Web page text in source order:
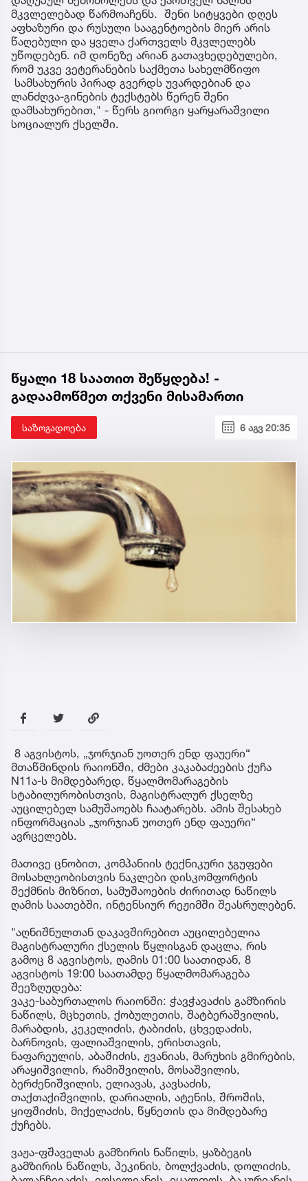
მკვლელებად წარმოაჩენს. შენი სიტყვები დღეს
აფხაზური და რუსული სააგენტოების მიერ არის
წაღებული და ყველა ქართველს მკვლელებს
უწოდებენ. იმ დონეზე არიან გათავხედებულები,
რომ უკვე ვეტერანების საქმეთა სახელმწიფო
სამსახურის პირად გვერდს უვარდებიან და
ლანძღვა-გინების ტექსტებს წერენ შენი
დამსახურებით," - წერს გიორგი ყარყარაშვილი
სოციალურ ქსელში.
წყალი 18 საათით შეწყდება! -
გადაამოწმეთ თქვენი მისამართი
საზოგადოება 6 აგვ 20:35
8 აგვისტოს, „ჯორჯიან უოთერ ენდ ფაუერი“
მთაწმინდის რაიონში, ძმები კაკაბაძეების ქუჩა
N11ა-ს მიმდებარედ, წყალმომარაგების
სტაბილურობისთვის, მაგისტრალურ ქსელზე
აუცილებელ სამუშაოებს ჩაატარებს. ამის შესახებ
ინფორმაციას „ჯორჯიან უოთერ ენდ ფაუერი“
ავრცელებს.
მათივე ცნობით, კომპანიის ტექნიკური ჯგუფები
მოსახლეობისთვის ნაკლები დისკომფორტის
შექმნის მიზნით, სამუშაოების ძირითად ნაწილს
ღამის საათებში, ინტენსიურ რეჟიმში შეასრულებენ.
"აღნიშნულთან დაკავშირებით აუცილებელია
მაგისტრალური ქსელის წყლისგან დაცლა, რის
გამოც 8 აგვისტოს, ღამის 01:00 საათიდან, 8
აგვისტოს 19:00 საათამდე წყალმომარაგება
შეეზღუდება:
ვაკე-საბურთალოს რაიონში: ჭავჭავაძის გამზირის
ნაწილს, მცხეთის, ქობულეთის, შატბერაშვილის,
მარაბდის, კეკელიძის, ტაბიძის, ცხვედაძის,
ბარნოვის, ფალიაშვილის, ერისთავის,
ნაფარეულის, აბაშიძის, ჟვანიას, მარუხის გმირების,
არაყიშვილის, რამიშვილის, მოსაშვილის,
ბერძენიშვილის, ელიავას, კავსაძის,
თაქთაქიშვილის, დარიალის, ატენის, შროშის,
ყიფშიძის, მიქელაძის, წყნეთის და მიმდებარე
ქუჩებს.
ვაჟა-ფშაველას გამზირის ნაწილს, ყაზბეგის
გამზირის ნაწილს, პეკინის, ბოლქვაძის, დოლიძის,